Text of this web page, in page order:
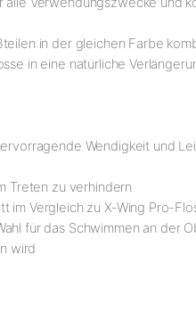
in der gleichen Farbe
in eine natürliche
Wendigkeit und
Treten zu verhindern
im Vergleich zu X-Wing Pro-
für das Schwimmen an
wird